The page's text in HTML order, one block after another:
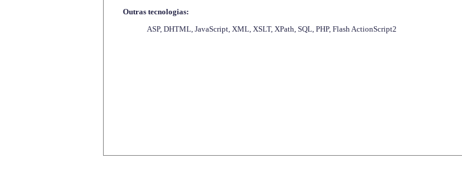
Outras tecnologias:
ASP, DHTML, JavaScript, XML, XSLT, XPath, SQL, PHP, Flash ActionScript2